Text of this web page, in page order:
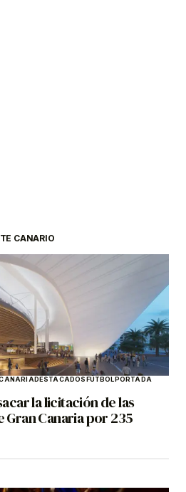
CANARIO
DESTACADOSFÚTBOLPORTADA
la licitación de las
Gran Canaria por 235